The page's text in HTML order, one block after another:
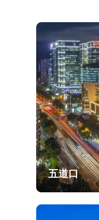
五道口